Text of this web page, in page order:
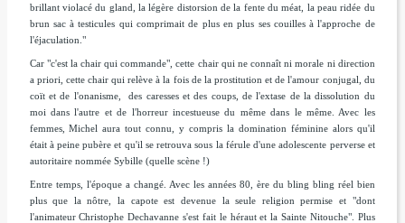
brillant violacé du gland, la légère distorsion de la fente du méat, la peau ridée du
brun sac à testicules qui comprimait de plus en plus ses couilles à l'approche de
l'éjaculation."
Car "c'est la chair qui commande" , cette chair qui ne connaît ni morale ni direction
a priori, cette chair qui relève à la fois de la prostitution et de l'amour conjugal, du
coït et de l'onanisme, des caresses et des coups, de l'extase de la dissolution du
moi dans l'autre et de l'horreur incestueuse du même dans le même. Avec les
femmes, Michel aura tout connu, y compris la domination féminine alors qu'il
était à peine pubère et qu'il se retrouva sous la férule d'une adolescente perverse et
autoritaire nommée Sybille (quelle scène !)
Entre temps, l'époque a changé. Avec les années 80, ère du bling bling réel bien
plus que la nôtre, la capote est devenue la seule religion permise et "dont
l'animateur Christophe Dechavanne s'est fait le héraut et la Sainte Nitouche". Plus